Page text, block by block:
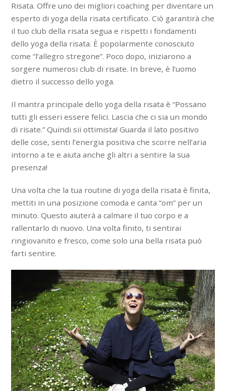
Risata. Offre uno dei migliori coaching per diventare un
esperto di yoga della risata certificato. Ciò garantirà che
il tuo club della risata segua e rispetti i fondamenti
dello yoga della risata. È popolarmente conosciuto
come “l’allegro stregone”. Poco dopo, iniziarono a
sorgere numerosi club di risate. In breve, è l’uomo
dietro il successo dello yoga.
Il mantra principale dello yoga della risata è “Possano
tutti gli esseri essere felici. Lascia che ci sia un mondo
di risate.” Quindi sii ottimista! Guarda il lato positivo
delle cose, senti l’energia positiva che scorre nell’aria
intorno a te e aiuta anche gli altri a sentire la sua
presenza!
Una volta che la tua routine di yoga della risata è finita,
mettiti in una posizione comoda e canta “om” per un
minuto. Questo aiuterà a calmare il tuo corpo e a
rallentarlo di nuovo. Una volta finito, ti sentirai
ringiovanito e fresco, come solo una bella risata può
farti sentire.